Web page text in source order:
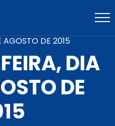
AGOSTO DE 2015
DIA
DE